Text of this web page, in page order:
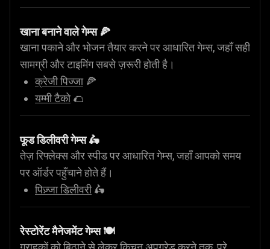
खाना बनाने वाले गेम्स 🍕
खाना पकाने और भोजन तैयार करने पर आधारित गेम्स, जहाँ सही
सामग्री और टाइमिंग सबसे ज़रूरी होती है।
क्रेजी पिज्जा🍕
यम्मी टैको🌮
फूड डिलीवरी गेम्स 🛵
तेज़ रिफ्लेक्स और स्पीड पर आधारित गेम्स, जहाँ आपको समय
पर ऑर्डर पहुँचाने होते हैं।
पिज़्जा डिलीवरी🛵
रेस्टोरेंट मैनेजमेंट गेम्स 🍽️